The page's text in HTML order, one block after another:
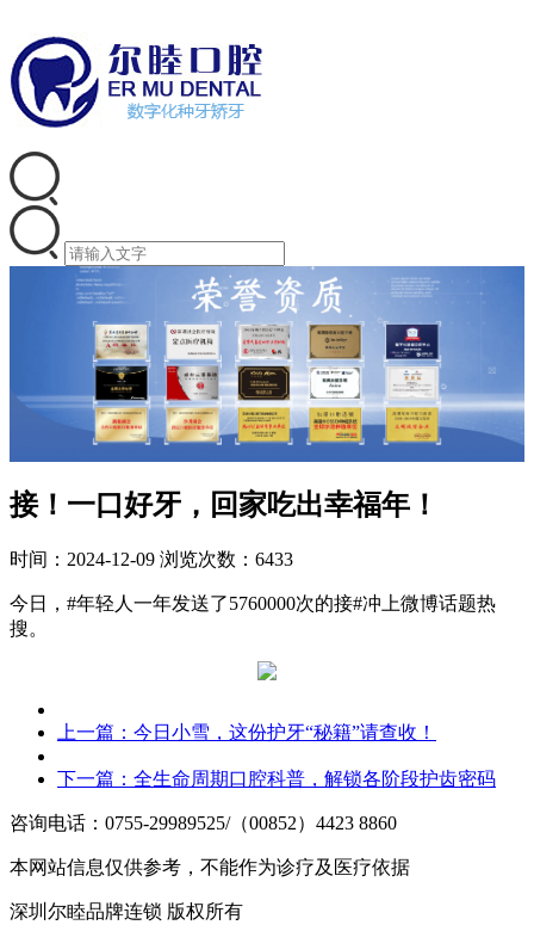
接！一口好牙，回家吃出幸福年！
时间：2024-12-09 浏览次数：6433
今日，#年轻人一年发送了5760000次的接#冲上微博话题热
搜。
上一篇： 今日小雪，这份护牙“秘籍”请查收！
下一篇： 全生命周期口腔科普，解锁各阶段护齿密码
咨询电话：0755-29989525/（00852）4423 8860
本网站信息仅供参考，不能作为诊疗及医疗依据
深圳尔睦品牌连锁 版权所有